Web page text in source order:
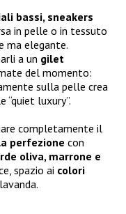
bassi, sneakers
in pelle o in tessuto
ma elegante.
a un gilet
del momento:
sulla pelle crea
luxury”.
completamente il
perfezione con
oliva, marrone e
spazio ai colori